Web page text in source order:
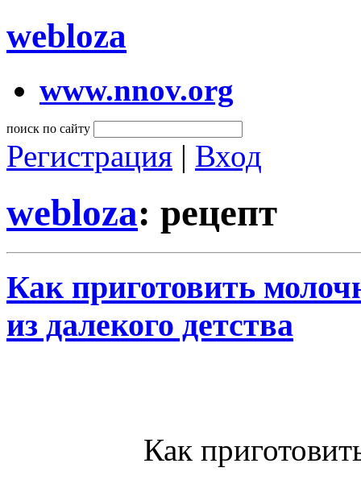
webloza
www.nnov.org
поиск по сайту
Регистрация | Вход
webloza: рецепт
Как приготовить
из далекого детства
Как